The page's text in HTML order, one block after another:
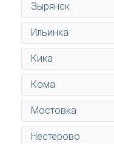
Зырянск
Ильинка
Кика
Кома
Мостовка
Нестерово